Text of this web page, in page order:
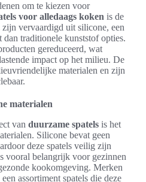
om te kiezen voor
voor alledaags koken is de
vervaardigd uit silicone, een
dan traditionele kunststof opties.
gereduceerd, wat
impact op het milieu. De
materialen en zijn
materialen
van duurzame spatels is het
Silicone bevat geen
deze spatels veilig zijn
vooral belangrijk voor gezinnen
kookomgeving. Merken
assortiment spatels die deze